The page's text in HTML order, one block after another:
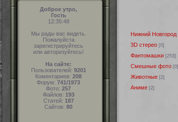
Доброе утро,
Гость
12:35:49
Мы рады вас видеть.
Пожалуйста
зарегистрируйтесь
или авторизуйтесь!
На сайте:
Пользователей: 9201
Коментариев: 208
Форум: 741/1973
Фото: 257
Файлов: 193
Статей: 187
Сайтов: 80
Нижний Новгород
3D стерео [0]
Фантомашки [253]
Смешные фото [0]
Животные [2]
Аниме [2]